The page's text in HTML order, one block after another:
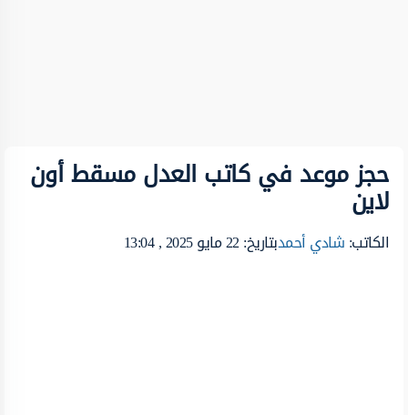
حجز موعد في كاتب العدل مسقط أون
لاين
الكاتب:شادي أحمدبتاريخ: 22 مايو 2025 , 13:04